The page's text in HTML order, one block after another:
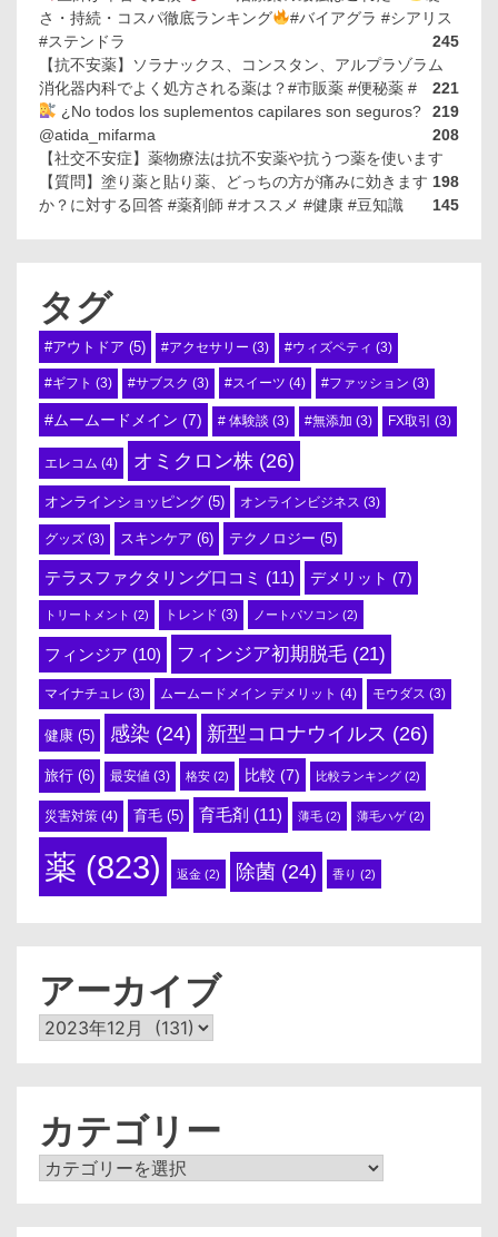
さ・持続・コスパ徹底ランキング
#バイアグラ #シアリス
#ステンドラ
245
【抗不安薬】ソラナックス、コンスタン、アルプラゾラム
221
消化器内科でよく処方される薬は？#市販薬 #便秘薬 #
219
¿No todos los suplementos capilares son seguros?
@atida_mifarma
208
【社交不安症】薬物療法は抗不安薬や抗うつ薬を使います
198
【質問】塗り薬と貼り薬、どっちの方が痛みに効きます
か？に対する回答 #薬剤師 #オススメ #健康 #豆知識
145
タグ
#アウトドア (5) #アクセサリー (3) #ウィズペティ (3)
#ギフト (3) #サブスク (3) #スイーツ (4) #ファッション (3)
#ムームードメイン (7) # 体験談 (3) #無添加 (3) FX取引 (3)
エレコム (4) オミクロン株 (26)
オンラインショッピング (5) オンラインビジネス (3)
グッズ (3) スキンケア (6) テクノロジー (5)
テラスファクタリング口コミ (11) デメリット (7)
トリートメント (2) トレンド (3) ノートパソコン (2)
フィンジア (10) フィンジア初期脱毛 (21)
マイナチュレ (3) ムームードメイン デメリット (4) モウダス (3)
健康 (5) 感染 (24) 新型コロナウイルス (26)
旅行 (6) 最安値 (3) 格安 (2) 比較 (7) 比較ランキング (2)
災害対策 (4) 育毛 (5) 育毛剤 (11) 薄毛 (2) 薄毛ハゲ(2)
薬 (823) 返金 (2) 除菌 (24) 香り (2)
アーカイブ
ア
ー
カテゴリー
カ
テ